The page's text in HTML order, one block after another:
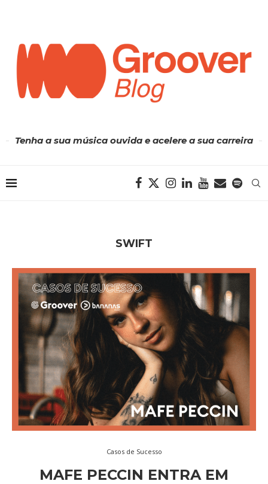
Tenha a sua música ouvida e acelere a sua carreira
SWIFT
Casos de Sucesso
MAFE PECCIN ENTRA EM